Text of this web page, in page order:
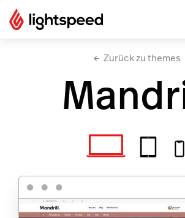
Zurück zu themes